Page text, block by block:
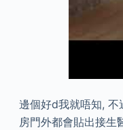
邊個好d我就唔知, 不
房門外都會貼出接